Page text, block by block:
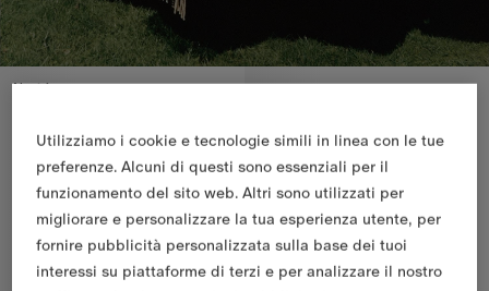
Novità
Utilizziamo i cookie e tecnologie simili in linea con le tue
preferenze. Alcuni di questi sono essenziali per il
funzionamento del sito web. Altri sono utilizzati per
migliorare e personalizzare la tua esperienza utente, per
fornire pubblicità personalizzata sulla base dei tuoi
interessi su piattaforme di terzi e per analizzare il nostro